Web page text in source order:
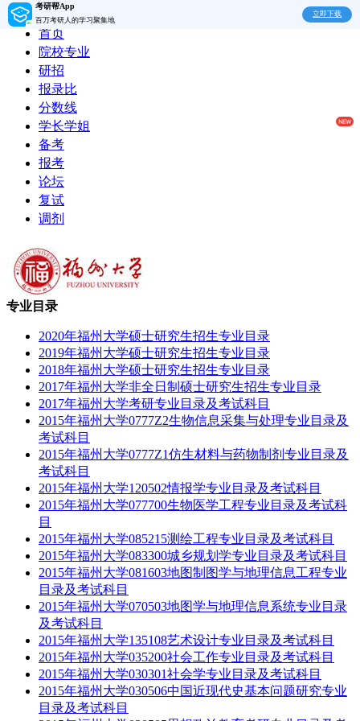
考研帮App
百万考研人的学习聚集地
立即下载
首页
院校专业
研招
报录比
分数线
学长学姐
备考
报考
论坛
复试
调剂
专业目录
2020年福州大学硕士研究生招生专业目录
2019年福州大学硕士研究生招生专业目录
2018年福州大学硕士研究生招生专业目录
2017年福州大学非全日制硕士研究生招生专业目录
2017年福州大学考研专业目录及考试科目
2015年福州大学0777Z2生物信息采集与处理专业目录及
考试科目
2015年福州大学0777Z1仿生材料与药物制剂专业目录及
考试科目
2015年福州大学120502情报学专业目录及考试科目
2015年福州大学077700生物医学工程专业目录及考试科
目
2015年福州大学085215测绘工程专业目录及考试科目
2015年福州大学083300城乡规划学专业目录及考试科目
2015年福州大学081603地图制图学与地理信息工程专业
目录及考试科目
2015年福州大学070503地图学与地理信息系统专业目录
及考试科目
2015年福州大学135108艺术设计专业目录及考试科目
2015年福州大学035200社会工作专业目录及考试科目
2015年福州大学030301社会学专业目录及考试科目
2015年福州大学030506中国近现代史基本问题研究专业
目录及考试科目